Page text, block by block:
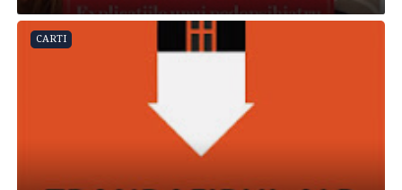
CARTI